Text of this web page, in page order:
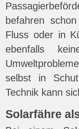
befahren
Fluss oder in
ebenfalls
selbst in
Technik kann
Solarfähre